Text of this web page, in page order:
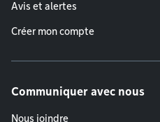
Avis et alertes
Créer mon compte
Communiquer avec nous
Nous joindre